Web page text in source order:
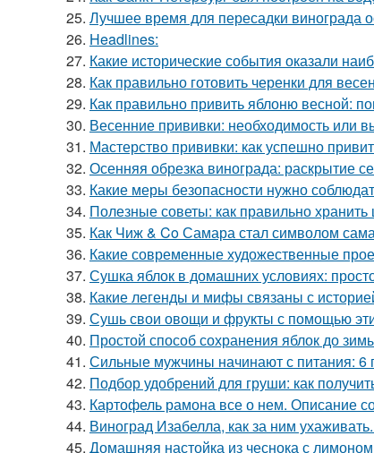
25. Лучшее время для пересадки винограда
26. Headlines:
27. Какие исторические события оказали
28. Как правильно готовить черенки для
29. Как правильно привить яблоню весной:
30. Весенние прививки: необходимость или
31. Мастерство прививки: как успешно
32. Осенняя обрезка винограда: раскрытие
33. Какие меры безопасности нужно
34. Полезные советы: как правильно
35. Как Чиж & Co Самара стал символом
36. Какие современные художественные
37. Сушка яблок в домашних условиях:
38. Какие легенды и мифы связаны с
39. Сушь свои овощи и фрукты с помощью
40. Простой способ сохранения яблок до
41. Сильные мужчины начинают с питания: 6
42. Подбор удобрений для груши: как
43. Картофель рамона все о нем. Описание
44. Виноград Изабелла, как за ним
45. Домашняя настойка из чеснока с